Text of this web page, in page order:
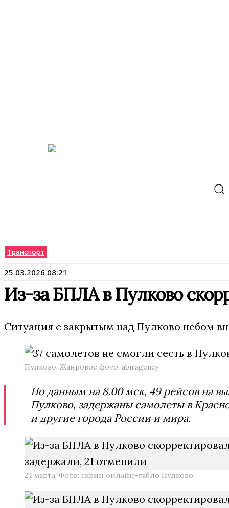
Транспорт
25.03.2026 08:21
Из-за БПЛА в Пулково
Ситуация с закрытым над Пулково небом
Пулково. Жанровое фото: abn.agency
По данным на 8.00 мск, 49 рейсов на
Пулково, задержаны самолеты в
и другие города России и мира.
24 марта. Фото: скрин онлайн-табло Пулково